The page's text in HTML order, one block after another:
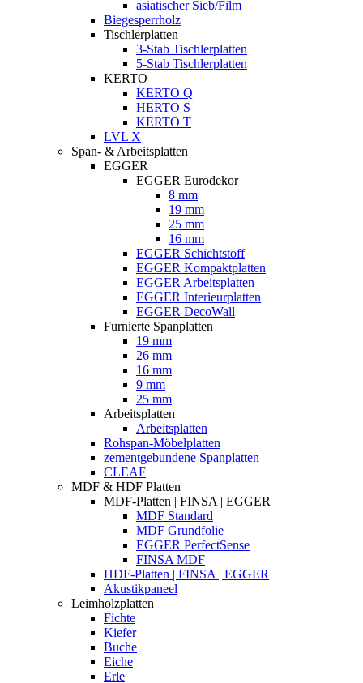
asiatischer Sieb/Film
Biegesperrholz
Tischlerplatten
3-Stab Tischlerplatten
5-Stab Tischlerplatten
KERTO
KERTO Q
HERTO S
KERTO T
LVL X
Span- & Arbeitsplatten
EGGER
EGGER Eurodekor
8 mm
19 mm
25 mm
16 mm
EGGER Schichtstoff
EGGER Kompaktplatten
EGGER Arbeitsplatten
EGGER Interieurplatten
EGGER DecoWall
Furnierte Spanplatten
19 mm
26 mm
16 mm
9 mm
25 mm
Arbeitsplatten
Arbeitsplatten
Rohspan-Möbelplatten
zementgebundene Spanplatten
CLEAF
MDF & HDF Platten
MDF-Platten | FINSA | EGGER
MDF Standard
MDF Grundfolie
EGGER PerfectSense
FINSA MDF
HDF-Platten | FINSA | EGGER
Akustikpaneel
Leimholzplatten
Fichte
Kiefer
Buche
Eiche
Erle